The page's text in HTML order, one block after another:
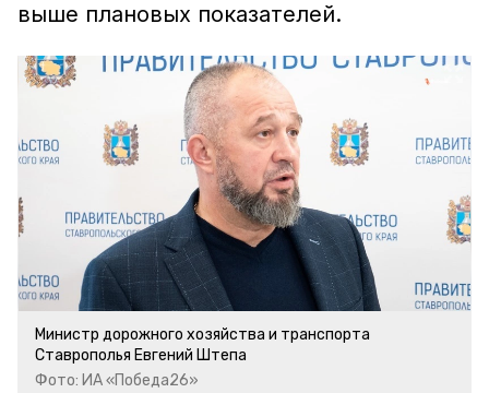
выше плановых показателей.
Министр дорожного хозяйства и транспорта
Ставрополья Евгений Штепа
Фото: ИА «Победа26»